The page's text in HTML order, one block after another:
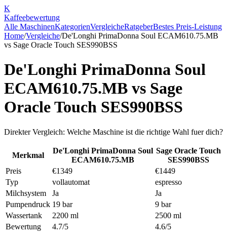
K
Kaffeebewertung
Alle MaschinenKategorienVergleicheRatgeberBestes Preis-Leistung
Home/Vergleiche/De'Longhi PrimaDonna Soul ECAM610.75.MB
vs Sage Oracle Touch SES990BSS
De'Longhi PrimaDonna Soul
ECAM610.75.MB vs Sage
Oracle Touch SES990BSS
Direkter Vergleich: Welche Maschine ist die richtige Wahl fuer dich?
Merkmal
De'Longhi PrimaDonna Soul
ECAM610.75.MB
Sage Oracle Touch
SES990BSS
Preis
€1349
€1449
Typ
vollautomat
espresso
Milchsystem
Ja
Ja
Pumpendruck 19 bar
9 bar
Wassertank
2200 ml
2500 ml
Bewertung
4.7/5 4.6/5